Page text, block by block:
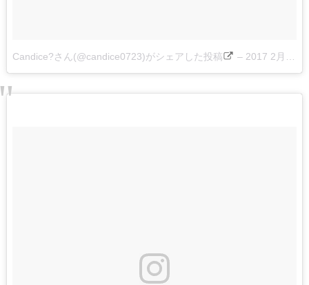
Candice?さん(@candice0723)がシェアした投稿 – 2017 2月 17 11:29午後 PST